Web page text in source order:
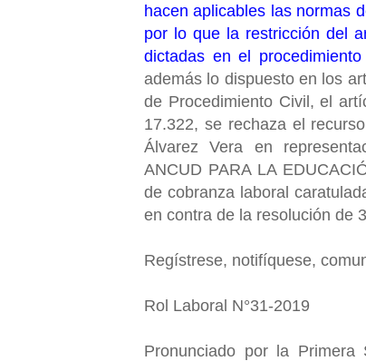
hacen aplicables las normas
por lo que la restricción del
dictadas en el
además lo dispuesto en los
de Procedimiento Civil, el
17.322, se rechaza el
Álvarez Vera en
ANCUD PARA LA
de cobranza laboral
en contra de la resolución de
Regístrese, notifíquese,
Rol Laboral N°31-2019
Pronunciado por la